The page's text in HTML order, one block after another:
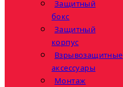
Защитный
бокс
Защитный
корпус
Взрывозащитные
аксессуары
Монтаж